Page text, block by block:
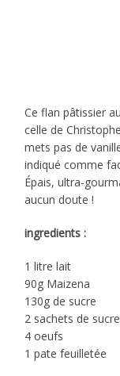
Ce flan pâtissier
celle de
mets pas de
indiqué comme
Épais, ultra-
aucun doute !
ingredients :
1 litre lait
90g Maizena
130g de sucre
2 sachets de
4 oeufs
1 pate feuilletée